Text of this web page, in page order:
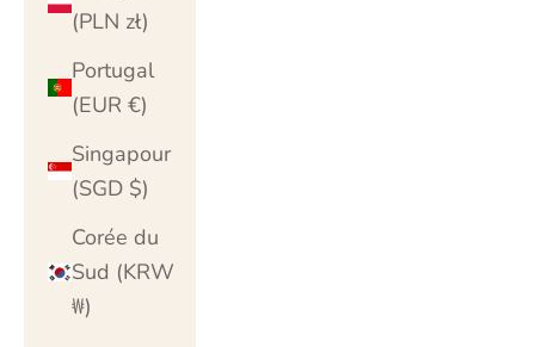
(PLN zł)
Portugal
(EUR €)
Singapour
(SGD $)
Corée du
Sud (KRW
₩)